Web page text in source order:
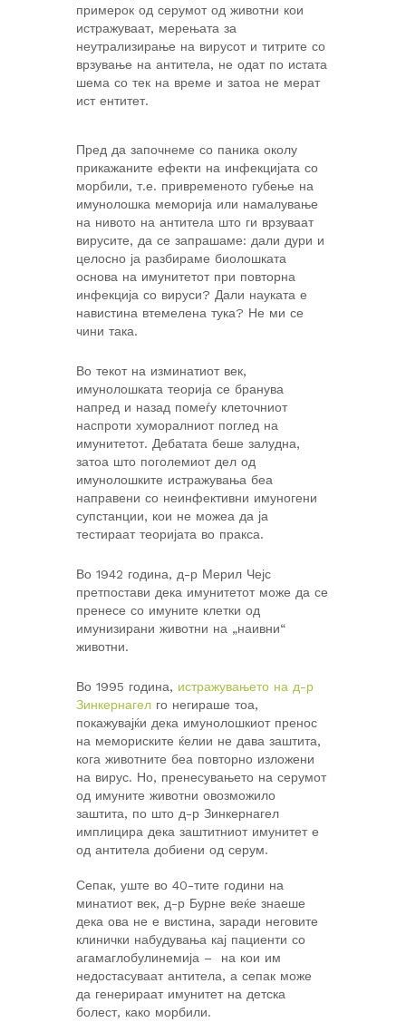
примерок од серумот од животни кои
истражуваат, мерењата за
неутрализирање на вирусот и титрите со
врзување на антитела, не одат по истата
шема со тек на време и затоа не мерат
ист ентитет.
Пред да започнеме со паника околу
прикажаните ефекти на инфекцијата со
морбили, т.е. привременото губење на
имунолошка меморија или намалување
на нивото на антитела што ги врзуваат
вирусите, да се запрашаме: дали дури и
целосно ја разбираме биолошката
основа на имунитетот при повторна
инфекција со вируси? Дали науката е
навистина втемелена тука? Не ми се
чини така.
Во текот на изминатиот век,
имунолошката теорија се бранува
напред и назад помеѓу клеточниот
наспроти хуморалниот поглед на
имунитетот. Дебатата беше залудна,
затоа што поголемиот дел од
имунолошките истражувања беа
направени со неинфективни имуногени
супстанции, кои не можеа да ја
тестираат теоријата во пракса.
Во 1942 година, д-р Мерил Чејс
претпостави дека имунитетот може да се
пренесе со имуните клетки од
имунизирани животни на „наивни“
животни.
Во 1995 година, истражувањето на д-р
Зинкернагел го негираше тоа,
покажувајќи дека имунолошкиот пренос
на мемориските ќелии не дава заштита,
кога животните беа повторно изложени
на вирус. Но, пренесувањето на серумот
од имуните животни овозможило
заштита, по што д-р Зинкернагел
имплицира дека заштитниот имунитет е
од антитела добиени од серум.
Сепак, уште во 40-тите години на
минатиот век, д-р Бурне веќе знаеше
дека ова не е вистина, заради неговите
клинички набудувања кај пациенти со
агамаглобулинемија – на кои им
недостасуваат антитела, а сепак може
да генерираат имунитет на детска
болест, како морбили.